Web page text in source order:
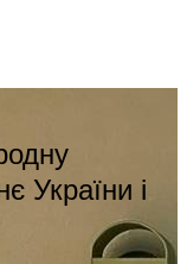
України і